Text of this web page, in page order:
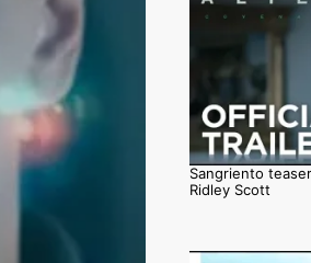
Sangriento
Ridley Scott